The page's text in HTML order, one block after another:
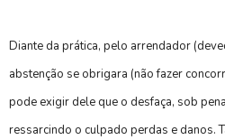
Diante da prática, pelo arrendador
abstenção se obrigara (não fazer
pode exigir dele que o desfaça, sob
ressarcindo o culpado perdas e danos.